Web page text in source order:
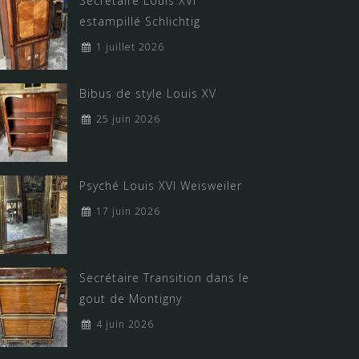
estampillé Schlichtig
1 juillet 2026
Bibus de style Louis XV
25 juin 2026
Psyché Louis XVI Weisweiler
17 juin 2026
Secrétaire Transition dans le
gout de Montigny
4 juin 2026